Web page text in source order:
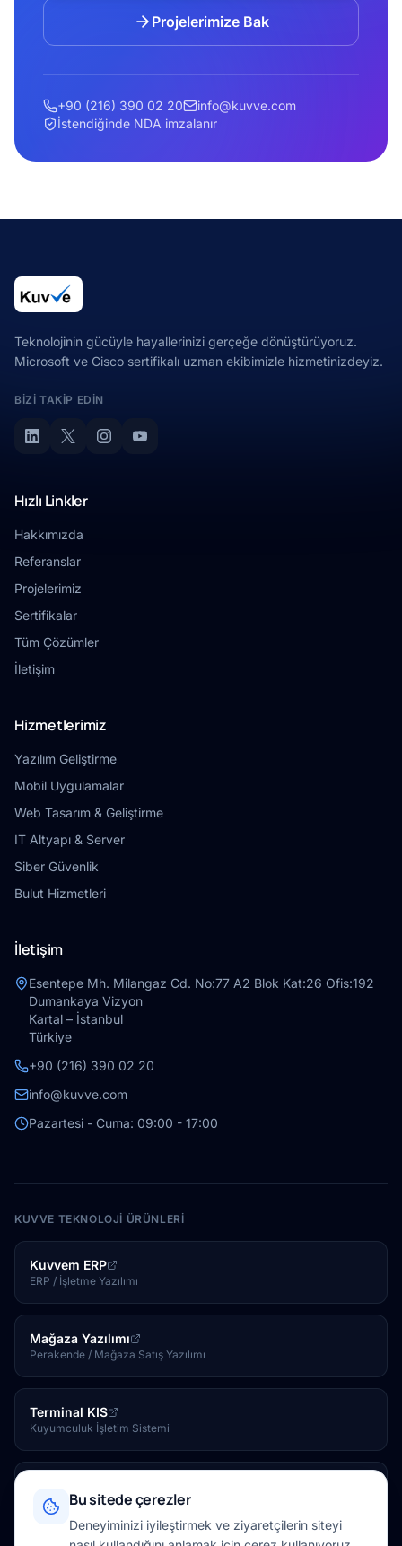
Projelerimize Bak
+90 (216) 390 02 20
info@kuvve.com
İstendiğinde NDA imzalanır
Teknolojinin gücüyle hayallerinizi gerçeğe dönüştürüyoruz.
Microsoft ve Cisco sertifikalı uzman ekibimizle hizmetinizdeyiz.
BIZI TAKIP EDIN
Hızlı Linkler
Hakkımızda
Referanslar
Projelerimiz
Sertifikalar
Tüm Çözümler
İletişim
Hizmetlerimiz
Yazılım Geliştirme
Mobil Uygulamalar
Web Tasarım & Geliştirme
IT Altyapı & Server
Siber Güvenlik
Bulut Hizmetleri
İletişim
Esentepe Mh. Milangaz Cd. No:77 A2 Blok Kat:26 Ofis:192
Dumankaya Vizyon
Kartal – İstanbul
Türkiye
+90 (216) 390 02 20
info@kuvve.com
Pazartesi - Cuma: 09:00 - 17:00
KUVVE TEKNOLOJI ÜRÜNLERI
Kuvvem ERP
ERP / İşletme Yazılımı
Mağaza Yazılımı
Perakende / Mağaza Satış Yazılımı
Terminal KIS
Kuyumculuk İşletim Sistemi
Otel / Tesis Yönetim Yazılımı
Bu sitede çerezler
Deneyiminizi iyileştirmek ve ziyaretçilerin siteyi